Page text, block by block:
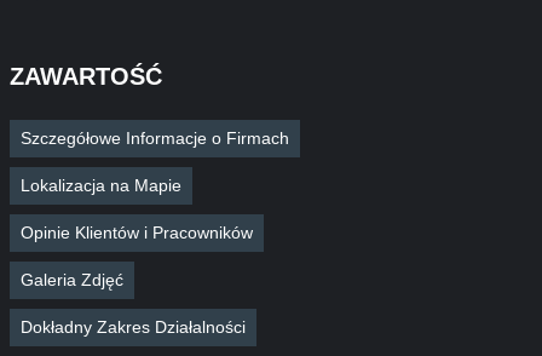
ZAWARTOŚĆ
Szczegółowe Informacje o Firmach
Lokalizacja na Mapie
Opinie Klientów i Pracowników
Galeria Zdjęć
Dokładny Zakres Działalności